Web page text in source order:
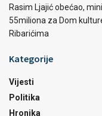
Rasim Ljajić obećao,
55miliona za Dom
Ribarićima
Kategorije
Vijesti
Politika
Hronika